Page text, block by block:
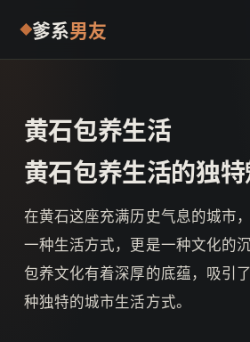
爹系男友
黄石包养生活
黄石包养生活的独
在黄石这座充满历史气息的城市
一种生活方式，更是一种文化的
包养文化有着深厚的底蕴，吸引
种独特的城市生活方式。